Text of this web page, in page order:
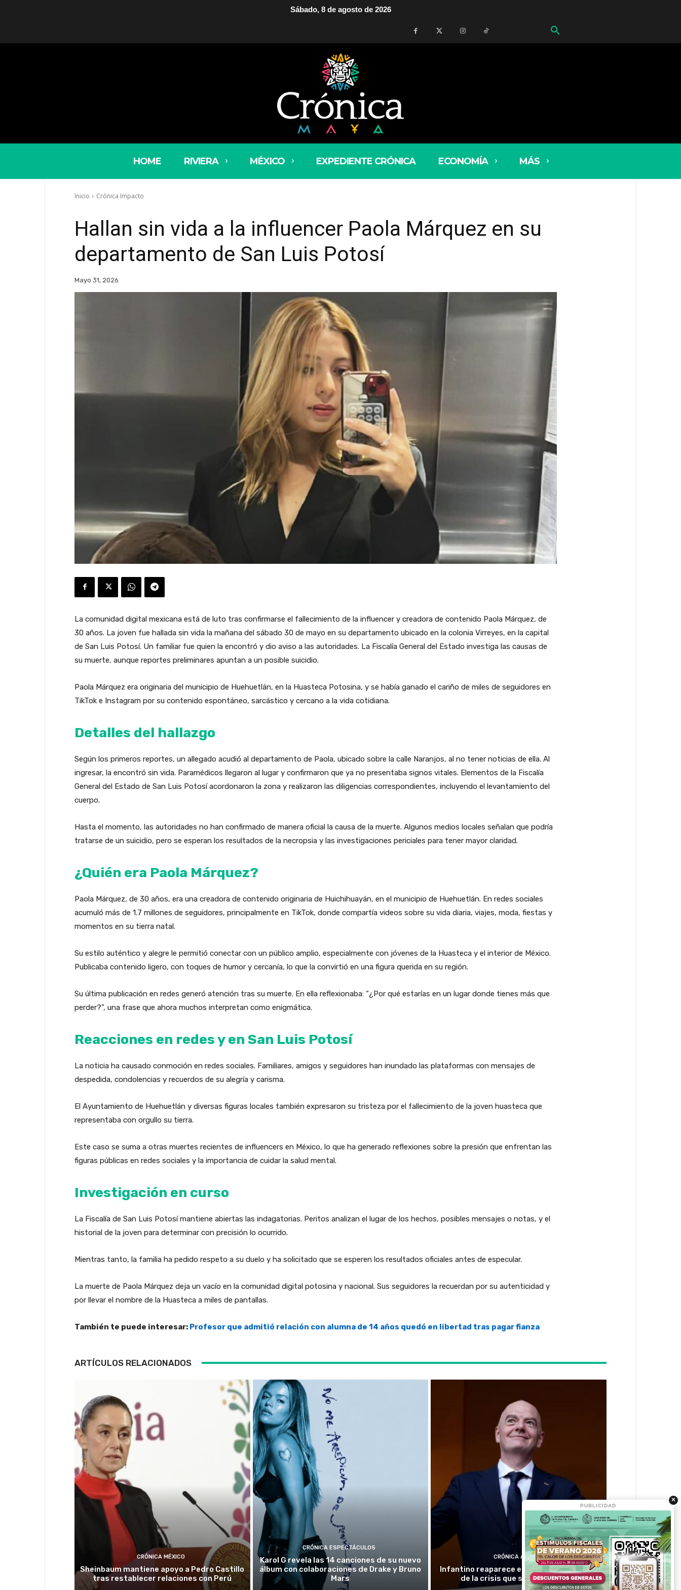
Sábado, 8 de agosto de 2026
HOME RIVIERA MÉXICO EXPEDIENTE CRÓNICA ECONOMÍA MÁS
Inicio Crónica Impacto
Hallan sin vida a la influencer Paola Márquez en su
departamento de San Luis Potosí
Mayo 31, 2026
La comunidad digital mexicana está de luto tras confirmarse el fallecimiento de la influencer y creadora de contenido Paola Márquez, de
30 años. La joven fue hallada sin vida la mañana del sábado 30 de mayo en su departamento ubicado en la colonia Virreyes, en la capital
de San Luis Potosí. Un familiar fue quien la encontró y dio aviso a las autoridades. La Fiscalía General del Estado investiga las causas de
su muerte, aunque reportes preliminares apuntan a un posible suicidio.
Paola Márquez era originaria del municipio de Huehuetlán, en la Huasteca Potosina, y se había ganado el cariño de miles de seguidores en
TikTok e Instagram por su contenido espontáneo, sarcástico y cercano a la vida cotidiana.
Detalles del hallazgo
Según los primeros reportes, un allegado acudió al departamento de Paola, ubicado sobre la calle Naranjos, al no tener noticias de ella. Al
ingresar, la encontró sin vida. Paramédicos llegaron al lugar y confirmaron que ya no presentaba signos vitales. Elementos de la Fiscalía
General del Estado de San Luis Potosí acordonaron la zona y realizaron las diligencias correspondientes, incluyendo el levantamiento del
cuerpo.
Hasta el momento, las autoridades no han confirmado de manera oficial la causa de la muerte. Algunos medios locales señalan que podría
tratarse de un suicidio, pero se esperan los resultados de la necropsia y las investigaciones periciales para tener mayor claridad.
¿Quién era Paola Márquez?
Paola Márquez, de 30 años, era una creadora de contenido originaria de Huichihuayán, en el municipio de Huehuetlán. En redes sociales
acumuló más de 1.7 millones de seguidores, principalmente en TikTok, donde compartía videos sobre su vida diaria, viajes, moda, fiestas y
momentos en su tierra natal.
Su estilo auténtico y alegre le permitió conectar con un público amplio, especialmente con jóvenes de la Huasteca y el interior de México.
Publicaba contenido ligero, con toques de humor y cercanía, lo que la convirtió en una figura querida en su región.
Su última publicación en redes generó atención tras su muerte. En ella reflexionaba: “¿Por qué estarías en un lugar donde tienes más que
perder?”, una frase que ahora muchos interpretan como enigmática.
Reacciones en redes y en San Luis Potosí
La noticia ha causado conmoción en redes sociales. Familiares, amigos y seguidores han inundado las plataformas con mensajes de
despedida, condolencias y recuerdos de su alegría y carisma.
El Ayuntamiento de Huehuetlán y diversas figuras locales también expresaron su tristeza por el fallecimiento de la joven huasteca que
representaba con orgullo su tierra.
Este caso se suma a otras muertes recientes de influencers en México, lo que ha generado reflexiones sobre la presión que enfrentan las
figuras públicas en redes sociales y la importancia de cuidar la salud mental.
Investigación en curso
La Fiscalía de San Luis Potosí mantiene abiertas las indagatorias. Peritos analizan el lugar de los hechos, posibles mensajes o notas, y el
historial de la joven para determinar con precisión lo ocurrido.
Mientras tanto, la familia ha pedido respeto a su duelo y ha solicitado que se esperen los resultados oficiales antes de especular.
La muerte de Paola Márquez deja un vacío en la comunidad digital potosina y nacional. Sus seguidores la recuerdan por su autenticidad y
por llevar el nombre de la Huasteca a miles de pantallas.
También te puede interesar: Profesor que admitió relación con alumna de 14 años quedó en libertad tras pagar fianza
ARTÍCULOS RELACIONADOS
CRÓNICA MÉXICO
Sheinbaum mantiene apoyo a Pedro Castillo
tras restablecer relaciones con Perú
CRÓNICA ESPECTÁCULOS
Karol G revela las 14 canciones de su nuevo
álbum con colaboraciones de Drake y Bruno
Mars
CRÓNICA ACTIVA
Infantino reaparece en Colombia en medio
de la crisis que sacude a la FIFA
×
PUBLICIDAD